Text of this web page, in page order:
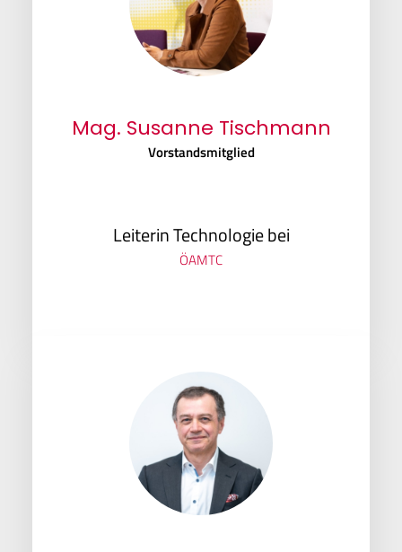
Mag. Susanne Tischmann
Vorstandsmitglied
Leiterin Technologie bei
ÖAMTC